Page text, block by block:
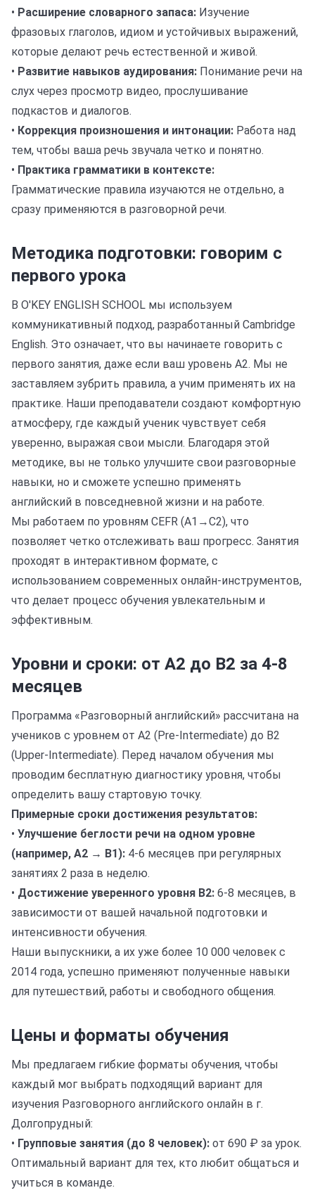
• Расширение словарного запаса: Изучение
фразовых глаголов, идиом и устойчивых выражений,
которые делают речь естественной и живой.
• Развитие навыков аудирования: Понимание речи на
слух через просмотр видео, прослушивание
подкастов и диалогов.
• Коррекция произношения и интонации: Работа над
тем, чтобы ваша речь звучала четко и понятно.
• Практика грамматики в контексте:
Грамматические правила изучаются не отдельно, а
сразу применяются в разговорной речи.
Методика подготовки: говорим с
первого урока
В O'KEY ENGLISH SCHOOL мы используем
коммуникативный подход, разработанный Cambridge
English. Это означает, что вы начинаете говорить с
первого занятия, даже если ваш уровень A2. Мы не
заставляем зубрить правила, а учим применять их на
практике. Наши преподаватели создают комфортную
атмосферу, где каждый ученик чувствует себя
уверенно, выражая свои мысли. Благодаря этой
методике, вы не только улучшите свои разговорные
навыки, но и сможете успешно применять
английский в повседневной жизни и на работе.
Мы работаем по уровням CEFR (A1→C2), что
позволяет четко отслеживать ваш прогресс. Занятия
проходят в интерактивном формате, с
использованием современных онлайн-инструментов,
что делает процесс обучения увлекательным и
эффективным.
Уровни и сроки: от A2 до B2 за 4-8
месяцев
Программа «Разговорный английский» рассчитана на
учеников с уровнем от A2 (Pre-Intermediate) до B2
(Upper-Intermediate). Перед началом обучения мы
проводим бесплатную диагностику уровня, чтобы
определить вашу стартовую точку.
Примерные сроки достижения результатов:
• Улучшение беглости речи на одном уровне
(например, A2 → B1): 4-6 месяцев при регулярных
занятиях 2 раза в неделю.
• Достижение уверенного уровня B2: 6-8 месяцев, в
зависимости от вашей начальной подготовки и
интенсивности обучения.
Наши выпускники, а их уже более 10 000 человек с
2014 года, успешно применяют полученные навыки
для путешествий, работы и свободного общения.
Цены и форматы обучения
Мы предлагаем гибкие форматы обучения, чтобы
каждый мог выбрать подходящий вариант для
изучения Разговорного английского онлайн в г.
Долгопрудный:
• Групповые занятия (до 8 человек): от 690 ₽ за урок.
Оптимальный вариант для тех, кто любит общаться и
учиться в команде.